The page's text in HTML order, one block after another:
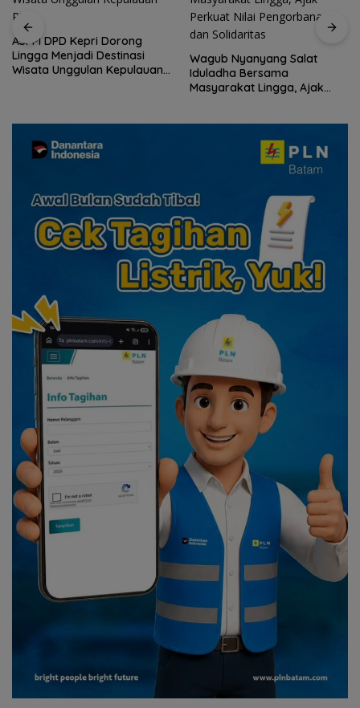
ASPPI DPD Kepri Dorong
Lingga Menjadi Destinasi
Wisata Unggulan Kepulauan
Wagub Nyanyang Salat
Iduladha Bersama
Masyarakat Lingga, Ajak